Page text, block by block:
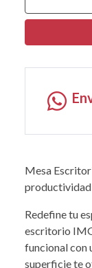
Mesa
productividad
Redefine tu
escritorio
funcional con
superficie te